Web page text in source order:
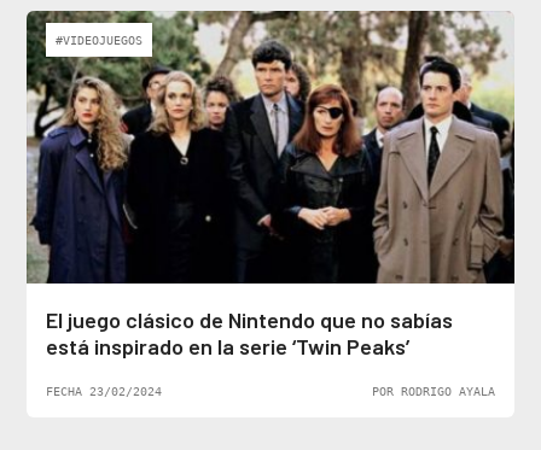
#VIDEOJUEGOS
El juego clásico de Nintendo que no sabías
está inspirado en la serie ‘Twin Peaks’
FECHA 23/02/2024 POR RODRIGO AYALA